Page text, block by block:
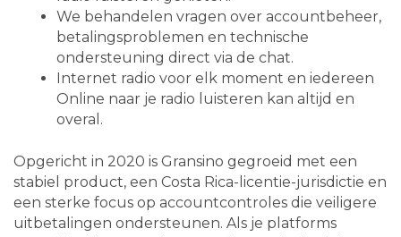
We behandelen vragen over accountbeheer,
betalingsproblemen en technische
ondersteuning direct via de chat.
Internet radio voor elk moment en iedereen
Online naar je radio luisteren kan altijd en
overal.
Opgericht in 2020 is Gransino gegroeid met een
stabiel product, een Costa Rica-licentie-jurisdictie en
een sterke focus op accountcontroles die veiligere
uitbetalingen ondersteunen. Als je platforms